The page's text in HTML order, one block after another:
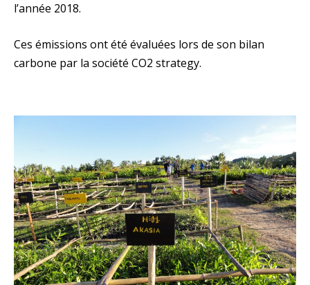
l’année 2018.
Ces émissions ont été évaluées lors de son bilan
carbone par la société CO2 strategy.